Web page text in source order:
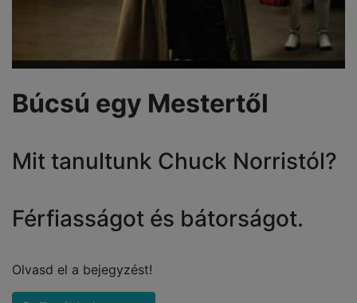
Búcsú egy Mestertől
Mit tanultunk Chuck Norristól?
Férfiasságot és bátorságot.
Olvasd el a bejegyzést!